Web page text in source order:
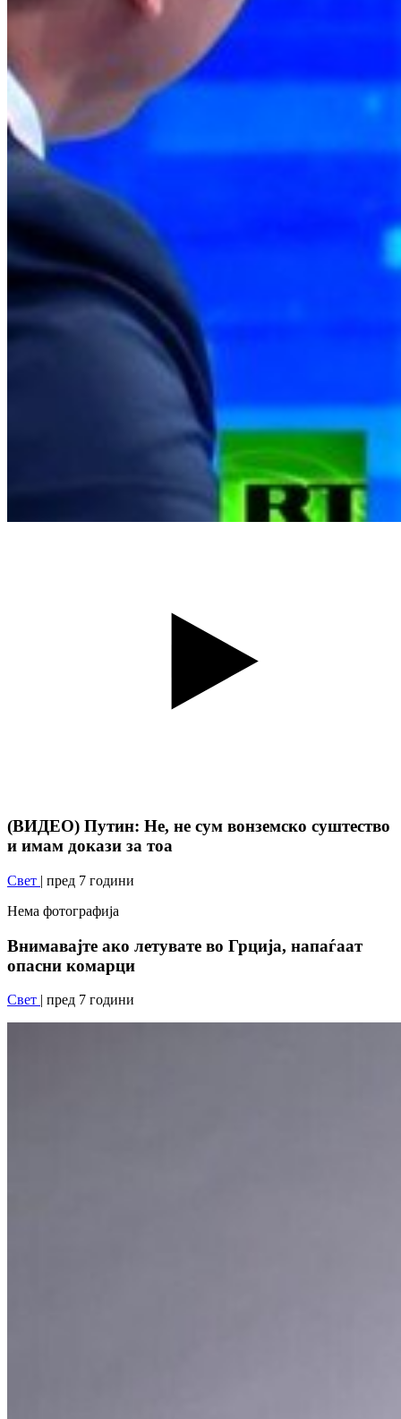
(ВИДЕО) Путин: Не, не сум вонземско суштество
и имам докази за тоа
Свет | пред 7 години
Нема фотографија
Внимавајте ако летувате во Грција, напаѓаат
опасни комарци
Свет | пред 7 години